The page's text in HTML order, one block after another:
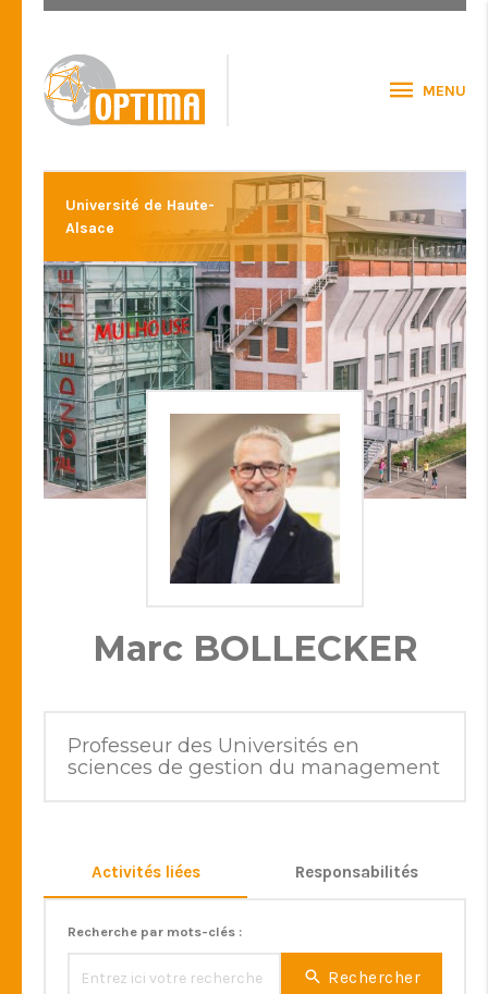
MENU
Université de Haute-
Alsace
Marc BOLLECKER
Professeur des Universités en
sciences de gestion du management
Activités liées Responsabilités
Recherche par mots-clés :
Rechercher